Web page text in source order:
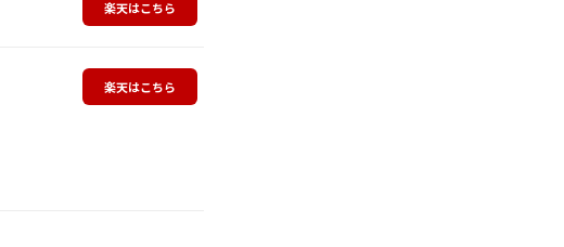
楽天はこちら
楽天はこちら